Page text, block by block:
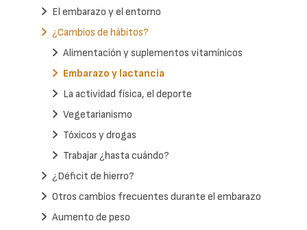
El embarazo y el entorno
¿Cambios de hábitos?
Alimentación y suplementos vitamínicos
Embarazo y lactancia
La actividad física, el deporte
Vegetarianismo
Tóxicos y drogas
Trabajar ¿hasta cuándo?
¿Déficit de hierro?
Otros cambios frecuentes durante el embarazo
Aumento de peso